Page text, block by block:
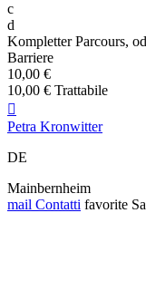
c
d
Kompletter Parcours,
Barriere
10,00 €
10,00 € Trattabile

Petra Kronwitter
DE
Mainbernheim
mail Contatti favorite